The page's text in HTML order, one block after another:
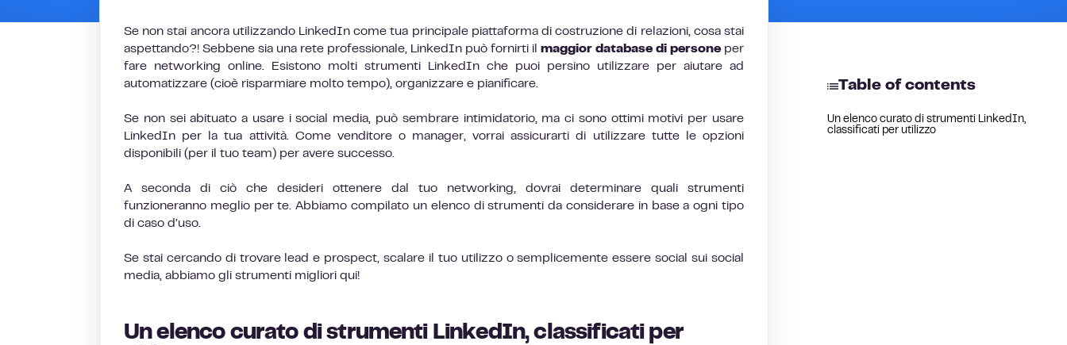
Table of contents
Un elenco curato di strumenti LinkedIn,
classificati per utilizzo
Se non stai ancora utilizzando LinkedIn come tua principale piattaforma di costruzione di relazioni, cosa stai
aspettando?! Sebbene sia una rete professionale, LinkedIn può fornirti il maggior database di persone per
fare networking online. Esistono molti strumenti LinkedIn che puoi persino utilizzare per aiutare ad
automatizzare (cioè risparmiare molto tempo), organizzare e pianificare.
Se non sei abituato a usare i social media, può sembrare intimidatorio, ma ci sono ottimi motivi per usare
LinkedIn per la tua attività. Come venditore o manager, vorrai assicurarti di utilizzare tutte le opzioni
disponibili (per il tuo team) per avere successo.
A seconda di ciò che desideri ottenere dal tuo networking, dovrai determinare quali strumenti
funzioneranno meglio per te. Abbiamo compilato un elenco di strumenti da considerare in base a ogni tipo
di caso d’uso.
Se stai cercando di trovare lead e prospect, scalare il tuo utilizzo o semplicemente essere social sui social
media, abbiamo gli strumenti migliori qui!
Un elenco curato di strumenti LinkedIn, classificati per